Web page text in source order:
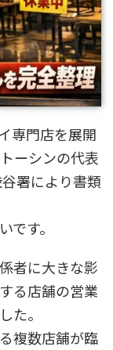
専門店を展開
ーシンの代表
署により書類
す。
者に大きな影
る店舗の営業
た。
複数店舗が臨